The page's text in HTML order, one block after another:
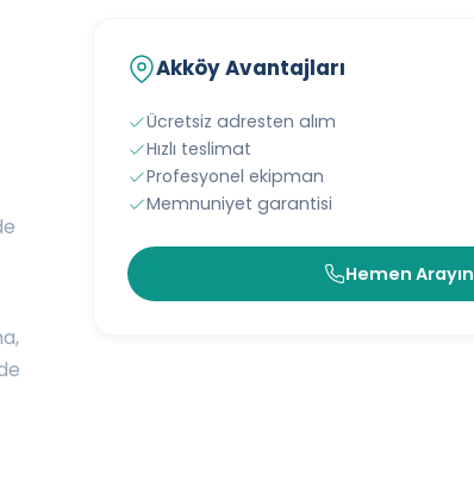
Akköy Avantajları
Ücretsiz adresten alım
Hızlı teslimat
Profesyonel ekipman
Memnuniyet garantisi
Hemen Arayın